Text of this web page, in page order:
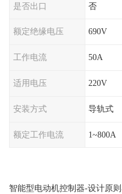
是否出口 否
额定绝缘电压 690V
工作电流 50A
适用电压 220V
安装方式 导轨式
额定工作电流 1~800A
智能型电动机控制器-设计原